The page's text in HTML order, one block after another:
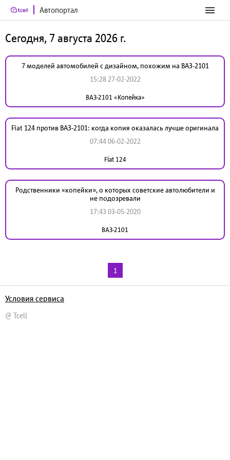
Автопортал
Сегодня, 7 августа 2026 г.
7 моделей автомобилей с дизайном, похожим на ВАЗ-2101
15:28 27-02-2022
ВАЗ-2101 «Копейка»
Fiat 124 против ВАЗ-2101: когда копия оказалась лучше оригинала
07:44 06-02-2022
Fiat 124
Родственники «копейки», о которых советские автолюбители и
не подозревали
17:43 03-05-2020
ВАЗ-2101
1
@ Tcell
Условия сервиса